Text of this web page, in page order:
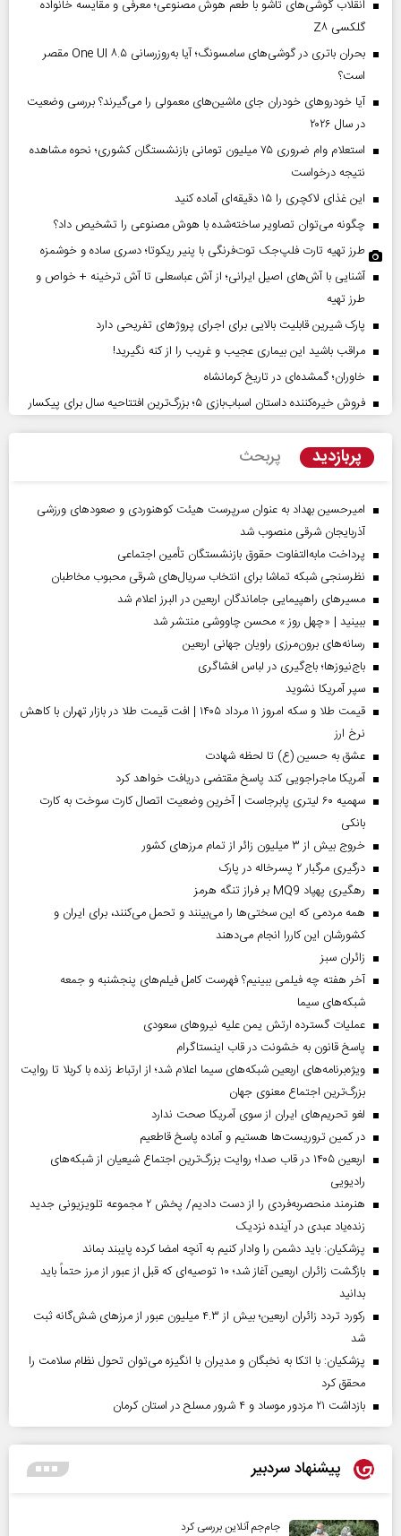
انقلاب گوشی‌های تاشو‌ با طعم هوش مصنوعی؛ معرفی و مقایسه خانواده
گلکسی Z۸
بحران باتری در گوشی‌های سامسونگ؛ آیا به‌روزرسانی One UI ۸.۵ مقصر
است؟
آیا خودروهای خودران جای ماشین‌های معمولی را می‌گیرند؟ بررسی وضعیت
در سال ۲۰۲۶
استعلام وام ضروری ۷۵ میلیون تومانی بازنشستگان کشوری؛ نحوه مشاهده
نتیجه درخواست
این غذای لاکچری را ۱۵ دقیقه‌ای آماده کنید
چگونه می‌توان تصاویر ساخته‌شده با هوش مصنوعی را تشخیص داد؟
طرز تهیه تارت فلپ‌جک توت‌فرنگی با پنیر ریکوتا؛ دسری ساده و خوشمزه
آشنایی با آش‌های اصیل ایرانی؛ از آش عباسعلی تا آش ترخینه + خواص و
طرز تهیه
پارک شیرین قابلیت‌ بالایی برای اجرای پروژهای تفریحی دارد
مراقب باشید این بیماری عجیب و غریب را از کنه نگیرید!
خاوران؛ گمشده‌ای در تاریخ کرمانشاه
فروش خیره‌کننده داستان اسباب‌بازی ۵؛ بزرگ‌ترین افتتاحیه سال برای پیکسار
پربازدید پربحث
امیرحسین بهداد به عنوان سرپرست هیئت کوهنوردی و صعودهای ورزشی
آذربایجان شرقی منصوب شد
پرداخت مابه‌التفاوت حقوق بازنشستگان تأمین اجتماعی
نظرسنجی شبکه تماشا برای انتخاب سریال‌های شرقی محبوب مخاطبان
مسیر‌های راهپیمایی جاماندگان اربعین در البرز اعلام شد
ببینید | «چهل روز » محسن چاووشی منتشر شد
رسانه‌های برون‌مرزی راویان جهانی اربعین
باج‌نیوزها؛ باج‌گیری در لباس افشاگری
سپر آمریکا نشوید
قیمت طلا و سکه امروز ۱۱ مرداد ۱۴۰۵ | افت قیمت طلا در بازار تهران با کاهش
نرخ ارز
عشق به حسین (ع) تا لحظه شهادت
آمریکا ماجراجویی کند پاسخ مقتضی دریافت خواهد کرد
سهمیه ۶۰ لیتری پابرجاست | آخرین وضعیت اتصال کارت سوخت به کارت
بانکی
خروج بیش از ۳ میلیون زائر از تمام مرز‌های کشور
درگیری مرگبار ۲ پسرخاله در پارک
رهگیری پهپاد MQ9 بر فراز تنگه هرمز
همه مردمی که این سختی‌ها را می‌بینند و تحمل می‌کنند، برای ایران و
کشورشان این کاررا انجام می‌دهند
‌زائران سبز
آخر هفته چه فیلمی ببینیم؟ فهرست کامل فیلم‌های پنجشنبه و جمعه
شبکه‌های سیما
عملیات گسترده ارتش یمن علیه نیروهای سعودی
پاسخ قانون به خشونت در قاب اینستاگرام
ویژه‌برنامه‌های اربعین شبکه‌های سیما اعلام شد؛ از ارتباط زنده با کربلا تا روایت
بزرگ‌ترین اجتماع معنوی جهان
لغو تحریم‌های ایران از سوی آمریکا صحت ندارد
در کمین تروریست‌ها هستیم و آماده پاسخ قاطعیم
اربعین ۱۴۰۵ در قاب صدا؛ روایت بزرگ‌ترین اجتماع شیعیان از شبکه‌های
رادیویی
هنرمند منحصر‌به‌فردی را از دست دادیم/ پخش ۲ مجموعه تلویزیونی جدید
زنده‌یاد عبدی در آینده نزدیک
پزشکیان: باید دشمن را وادار کنیم به آنچه امضا کرده پایبند بماند
بازگشت زائران اربعین آغاز شد؛ ۱۰ توصیه‌ای که قبل از عبور از مرز حتماً باید
بدانید
رکورد تردد زائران اربعین؛ بیش از ۴.۳ میلیون عبور از مرزهای شش‌گانه ثبت
شد
پزشکیان: با اتکا به نخبگان و مدیران با انگیزه می‌توان تحول نظام سلامت را
محقق کرد
بازداشت ۲۱ مزدور موساد و ۴ شرور مسلح در استان کرمان
پیشنهاد سردبیر
جام‌جم آنلاین بررسی کرد